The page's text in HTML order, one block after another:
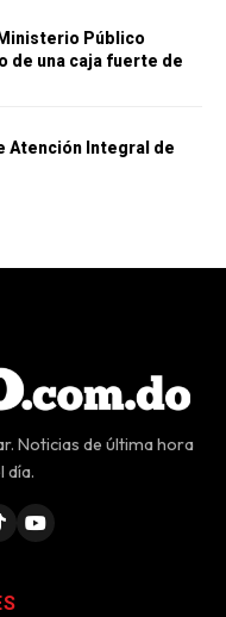
Público
de una caja fuerte de
Atención Integral de
Noticias de última hora
día.